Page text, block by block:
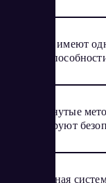
Сервера имеют
Продвинутые
гарантируют
Встроенная